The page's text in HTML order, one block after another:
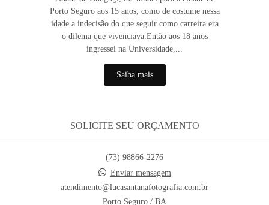
Porto Seguro aos 15 anos, como de costume nessa
idade a indecisão do que seguir como carreira era
o dilema que vivenciava.Então aos 18 anos
ingressei na Universidade,...
Saiba mais
SOLICITE SEU ORÇAMENTO
(73) 98866-2276
Enviar mensagem
atendimento@lucasantanafotografia.com.br
Porto Seguro / BA